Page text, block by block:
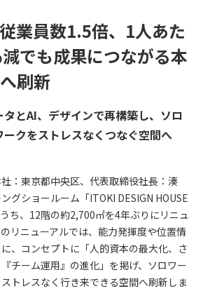
業員数1.5倍、1人あた
でも成果につながる本
刷新
とAI、デザインで再構築し、ソロ
クをストレスなくつなぐ空間へ
：東京都中央区、代表取締役社長：湊
グショールーム「ITOKI DESIGN HOUSE
ち、12階の約2,700㎡を4年ぶりにリニュ
リニューアルでは、能力発揮度や位置情
、コンセプトに「人的資本の最大化、さ
チーム運用』の進化」を掲げ、ソロワー
トレスなく行き来できる空間へ刷新しま